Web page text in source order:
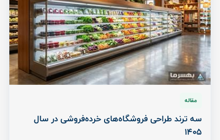
مقاله
سه ترند طراحی فروشگاه‌های خرده‌فروشی در سال
1405